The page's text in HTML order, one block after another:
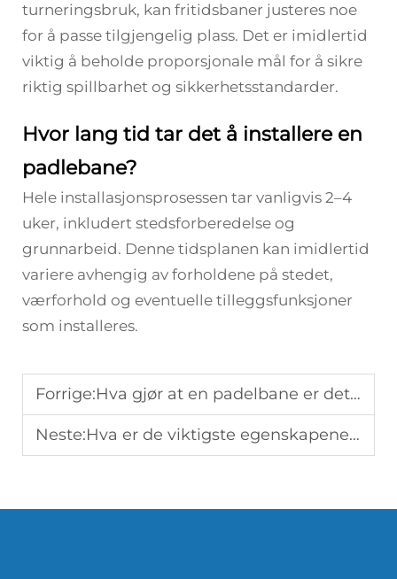
turneringsbruk, kan fritidsbaner justeres noe
for å passe tilgjengelig plass. Det er imidlertid
viktig å beholde proporsjonale mål for å sikre
riktig spillbarhet og sikkerhetsstandarder.
Hvor lang tid tar det å installere en
padlebane?
Hele installasjonsprosessen tar vanligvis 2–4
uker, inkludert stedsforberedelse og
grunnarbeid. Denne tidsplanen kan imidlertid
variere avhengig av forholdene på stedet,
værforhold og eventuelle tilleggsfunksjoner
som installeres.
Forrige:Hva gjør at en padelbane er det beste valget for sportsentusiaster?
Neste:Hva er de viktigste egenskapene til en høykvalitets padelbane?